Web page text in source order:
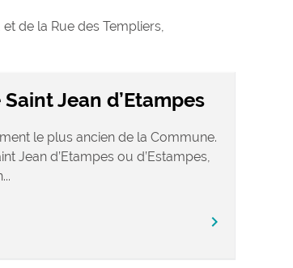
de la Rue des Templiers,
Saint Jean d’Etampes
le plus ancien de la Commune.
Jean d’Etampes ou d’Estampes,
chevron_right